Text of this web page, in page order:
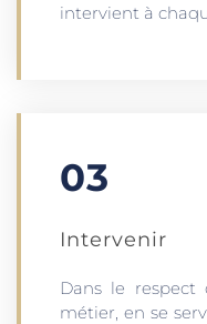
intervient à
03
Intervenir
Dans le
métier, en se